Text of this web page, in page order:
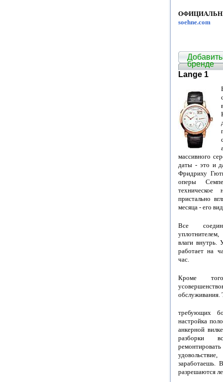
soehne.com
бренде
Lange 1
массивного
даты - это и
Фридриху
оперы
пристально
месяца - его
Все
влаги внутрь.
работает на
час.
Кроме
обслуживания.
требующих
настройка
анкерной
разборки
заработаешь.
разрешаются